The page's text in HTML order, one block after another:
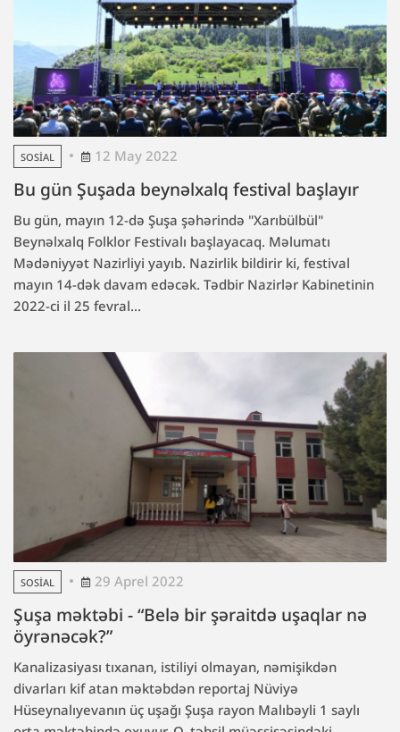
SOSIAL 12 May 2022
Bu gün Şuşada beynəlxalq festival başlayır
Bu gün, mayın 12-də Şuşa şəhərində "Xarıbülbül"
Beynəlxalq Folklor Festivalı başlayacaq. Məlumatı
Mədəniyyət Nazirliyi yayıb. Nazirlik bildirir ki, festival
mayın 14-dək davam edəcək. Tədbir Nazirlər Kabinetinin
2022-ci il 25 fevral...
SOSIAL 29 Aprel 2022
Şuşa məktəbi - “Belə bir şəraitdə uşaqlar nə
öyrənəcək?”
Kanalizasiyası tıxanan, istiliyi olmayan, nəmişikdən
divarları kif atan məktəbdən reportaj Nüviyə
Hüseynalıyevanın üç uşağı Şuşa rayon Malıbəyli 1 saylı